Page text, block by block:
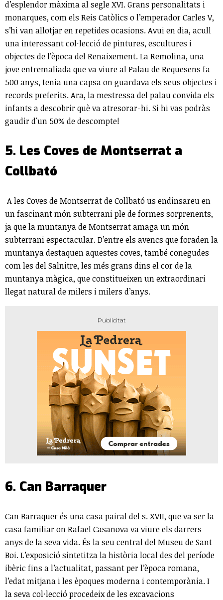
d’esplendor màxima al segle XVI. Grans personalitats i
monarques, com els Reis Catòlics o l’emperador Carles V,
s’hi van allotjar en repetides ocasions. Avui en dia, acull
una interessant col·lecció de pintures, escultures i
objectes de l’època del Renaixement. La Remolina, una
jove entremaliada que va viure al Palau de Requesens fa
500 anys, tenia una capsa on guardava els seus objectes i
records preferits. Ara, la mestressa del palau convida els
infants a descobrir què va atresorar-hi. Si hi vas podràs
gaudir d'un 50% de descompte!
5. Les Coves de Montserrat a
Collbató
A les Coves de Montserrat de Collbató us endinsareu en
un fascinant món subterrani ple de formes sorprenents,
ja que la muntanya de Montserrat amaga un món
subterrani espectacular. D’entre els avencs que foraden la
muntanya destaquen aquestes coves, també conegudes
com les del Salnitre, les més grans dins el cor de la
muntanya màgica, que constitueixen un extraordinari
llegat natural de milers i milers d’anys.
6. Can Barraquer
Can Barraquer és una casa pairal del s. XVII, que va ser la
casa familiar on Rafael Casanova va viure els darrers
anys de la seva vida. És la seu central del Museu de Sant
Boi. L’exposició sintetitza la història local des del període
ibèric fins a l’actualitat, passant per l’època romana,
l’edat mitjana i les èpoques moderna i contemporània. I
la seva col·lecció procedeix de les excavacions